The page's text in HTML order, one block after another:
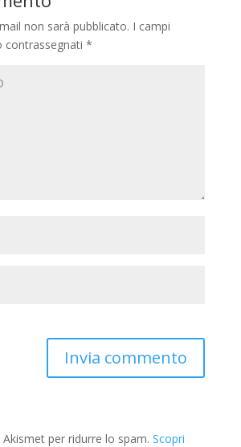
non sarà pubblicato. I campi
contrassegnati *
per ridurre lo spam. Scopri